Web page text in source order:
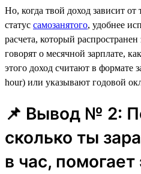
Но, когда твой доход зависит от
статус самозанятого, удобнее
расчета, который
говорят о месячной зарплате,
этого доход считают в формате
hour) или указывают годовой
📌 Вывод № 2:
сколько ты
в час,